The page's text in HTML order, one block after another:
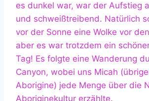
es dunkel war, war der Aufstieg
und schweißtreibend. Natürlich
vor der Sonne eine Wolke vor
aber es war trotzdem ein
Tag! Es folgte eine Wanderung
Canyon, wobei uns Micah
Aborigine) jede Menge über die
Aboriginekultur erzählte.